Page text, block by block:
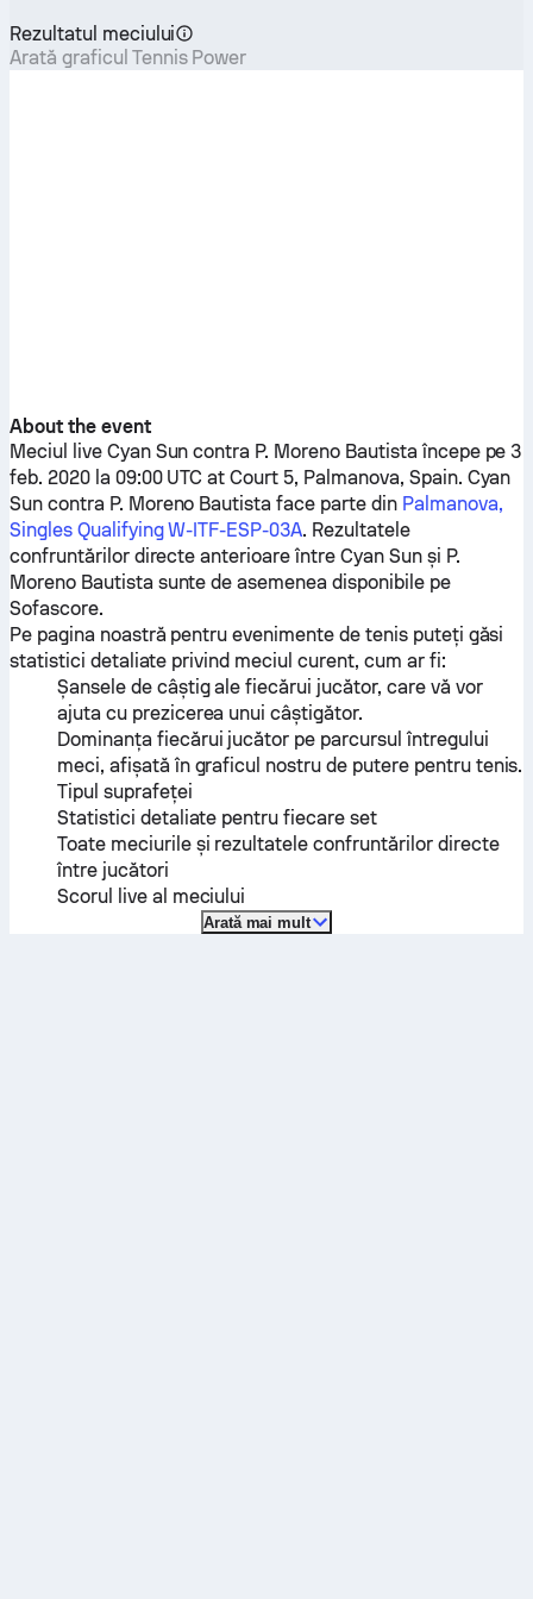
Rezultatul meciului
Arată graficul Tennis Power
About the event
Meciul live Cyan Sun contra P. Moreno Bautista începe pe 3
feb. 2020 la 09:00 UTC at Court 5, Palmanova, Spain. Cyan
Suncontra P. Moreno Bautista face parte din Palmanova,
Singles Qualifying W-ITF-ESP-03A. Rezultatele
confruntărilor directe anterioare între Cyan Sunși P.
Moreno Bautista sunte de asemenea disponibile pe
Sofascore.
Pe pagina noastră pentru evenimente de tenis puteți găsi
statistici detaliate privind meciul curent, cum ar fi:
Șansele de câștig ale fiecărui jucător, care vă vor
ajuta cu prezicerea unui câștigător.
Dominanța fiecărui jucător pe parcursul întregului
meci, afișată în graficul nostru de putere pentru tenis.
Tipul suprafeței
Statistici detaliate pentru fiecare set
Toate meciurile și rezultatele confruntărilor directe
între jucători
Scorul live al meciului
Arată mai mult